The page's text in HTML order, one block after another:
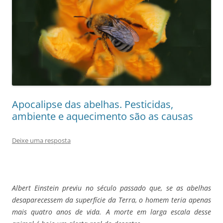
Apocalipse das abelhas. Pesticidas,
ambiente e aquecimento são as causas
Deixe uma resposta
Albert Einstein previu no século passado que, se as abelhas
desaparecessem da superfície da Terra, o homem teria apenas
mais quatro anos de vida. A morte em larga escala desse